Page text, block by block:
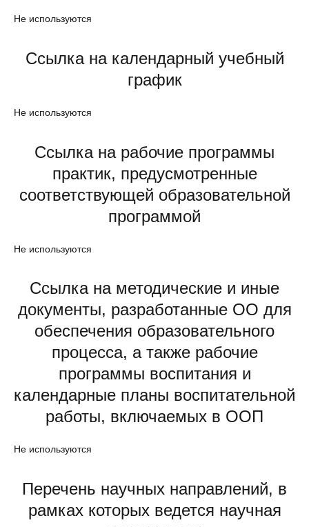
Не используются
Ссылка на календарный учебный
график
Не используются
Ссылка на рабочие программы
практик, предусмотренные
соответствующей образовательной
программой
Не используются
Ссылка на методические и иные
документы, разработанные ОО для
обеспечения образовательного
процесса, а также рабочие
программы воспитания и
календарные планы воспитательной
работы, включаемых в ООП
Не используются
Перечень научных направлений, в
рамках которых ведется научная